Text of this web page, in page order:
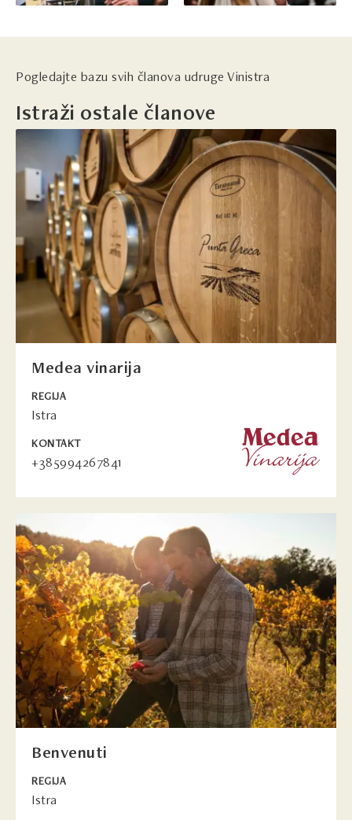
Pogledajte bazu svih članova udruge Vinistra
Istraži ostale članove
Medea vinarija
REGIJA
Istra
KONTAKT
+385994267841
Benvenuti
REGIJA
Istra